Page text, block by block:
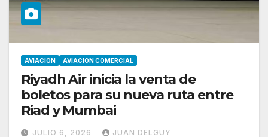
AVIACION AVIACION COMERCIAL
Riyadh Air inicia la venta de
boletos para su nueva ruta entre
Riad y Mumbai
JULIO 6, 2026 JUAN DELGUY